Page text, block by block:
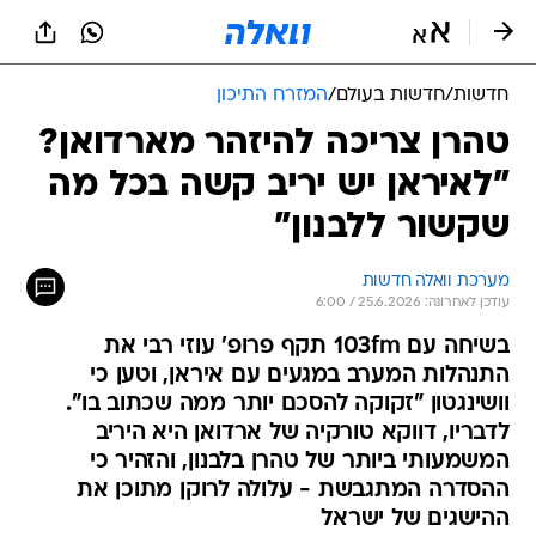
חדשות/חדשות בעולם/המזרח התיכון
טהרן צריכה להיזהר מארדואן?
"לאיראן יש יריב קשה בכל מה
שקשור ללבנון"
מערכת וואלה חדשות
עודכן לאחרונה: 25.6.2026 / 6:00
בשיחה עם 103fm תקף פרופ' עוזי רבי את
התנהלות המערב במגעים עם איראן, וטען כי
וושינגטון "זקוקה להסכם יותר ממה שכתוב בו".
לדבריו, דווקא טורקיה של ארדואן היא היריב
המשמעותי ביותר של טהרן בלבנון, והזהיר כי
ההסדרה המתגבשת - עלולה לרוקן מתוכן את
ההישגים של ישראל